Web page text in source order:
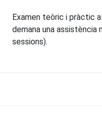
Examen teòric i pràctic
demana una assistència
sessions).